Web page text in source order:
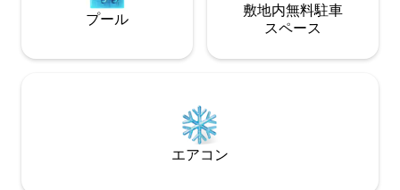
プール
敷地内無料駐⁠車
ス⁠ペ⁠ー⁠ス
エアコン